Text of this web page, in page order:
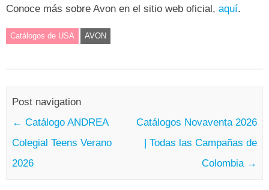
Conoce más sobre Avon en el sitio web oficial, aquí.
Catálogos de USA AVON
Post navigation
← Catálogo ANDREA
Colegial Teens Verano
2026
Catálogos Novaventa 2026
| Todas las Campañas de
Colombia →